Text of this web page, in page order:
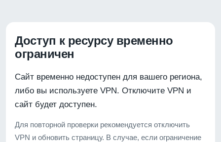
Доступ к ресурсу временно
ограничен
Сайт временно недоступен для вашего региона,
либо вы используете VPN. Отключите VPN и
сайт будет доступен.
Для повторной проверки рекомендуется отключить
VPN и обновить страницу. В случае, если ограничение